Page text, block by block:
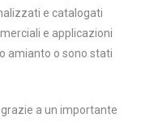
e catalogati
e applicazioni
amianto o sono stati
a un importante